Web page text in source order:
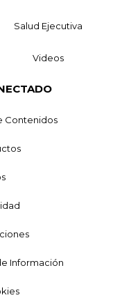
Salud Ejecutiva
Videos
Contenidos
Información